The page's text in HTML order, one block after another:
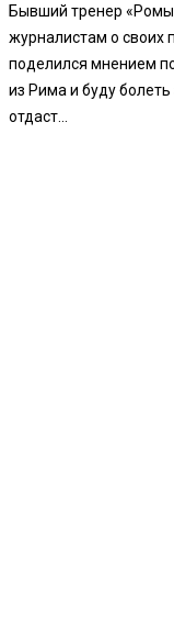
Бывший тренер
журналистам о своих
поделился мнением
из Рима и буду
отдаст...